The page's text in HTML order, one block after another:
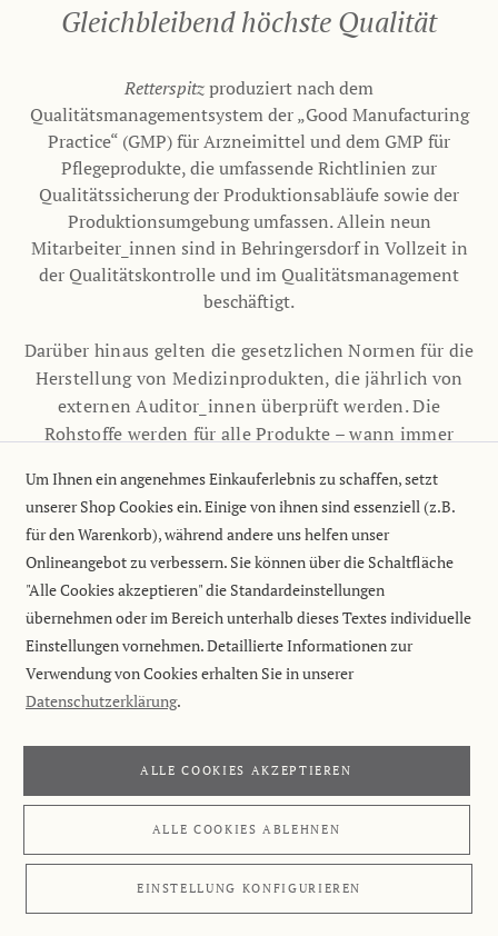
Gleichbleibend höchste Qualität
Retterspitzproduziert nach dem
Qualitätsmanagementsystem der „Good Manufacturing
Practice“ (GMP) für Arzneimittel und dem GMP für
Pflegeprodukte, die umfassende Richtlinien zur
Qualitätssicherung der Produktionsabläufe sowie der
Produktionsumgebung umfassen. Allein neun
Mitarbeiter_innen sind in Behringersdorf in Vollzeit in
der Qualitätskontrolle und im Qualitätsmanagement
beschäftigt.
Darüber hinaus gelten die gesetzlichen Normen für die
Herstellung von Medizinprodukten, die jährlich von
externen Auditor_innen überprüft werden. Die
Rohstoffe werden für alle Produkte – wann immer
ergibt sich die gleichbleibend höchste Qualität und
Verträglichkeit aller Produkte, ob es sich dabei um ein
medizinisches Produkt wieRetterspitz Bronchial
natürliche Kosmetik wieRetterspitz Handcreme
handelt.
Um Ihnen ein angenehmes Einkauferlebnis zu schaffen, setzt
unserer Shop Cookies ein. Einige von ihnen sind essenziell (z.B.
für den Warenkorb), während andere uns helfen unser
Onlineangebot zu verbessern. Sie können über die Schaltfläche
"Alle Cookies akzeptieren" die Standardeinstellungen
übernehmen oder im Bereich unterhalb dieses Textes individuelle
Einstellungen vornehmen. Detaillierte Informationen zur
Verwendung von Cookies erhalten Sie in unserer
Datenschutzerklärung.
ALLE COOKIES AKZEPTIEREN
ALLE COOKIES ABLEHNEN
EINSTELLUNG KONFIGURIEREN